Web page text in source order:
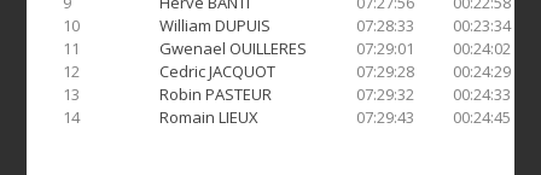
10
William DUPUIS 07:28:33
00:23:34
11
Gwenael OUILLERES 07:29:01
00:24:02
12
Cedric JACQUOT 07:29:28
00:24:29
13
Robin PASTEUR 07:29:32
00:24:33
14
Romain LIEUX 07:29:43 00:24:45